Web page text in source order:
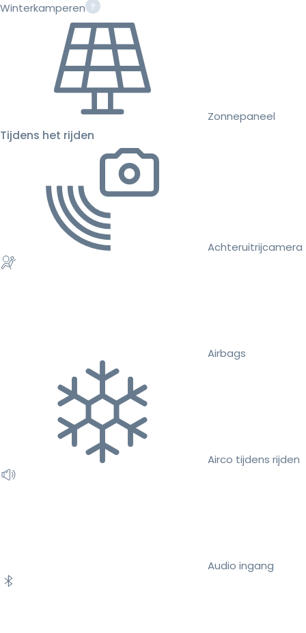
Winterkamperen
Zonnepaneel
Tijdens het rijden
Achteruitrijcamera
Airbags
Airco tijdens rijden
Audio ingang